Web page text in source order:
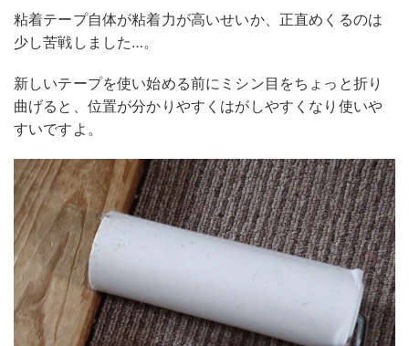
粘着テープ自体が粘着力が高いせいか、正直めくるのは
少し苦戦しました…。
新しいテープを使い始める前にミシン目をちょっと折り
曲げると、位置が分かりやすくはがしやすくなり使いや
すいですよ。